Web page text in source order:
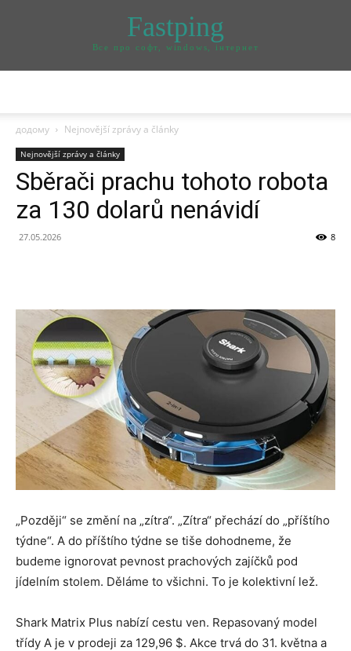
Fastping
Все про софт, windows, інтернет
додому Nejnovější zprávy a články
Nejnovější zprávy a články
Sběrači prachu tohoto robota
za 130 dolarů nenávidí
27.05.2026 8
„Později“ se změní na „zítra“. „Zítra“ přechází do „příštího
týdne“. A do příštího týdne se tiše dohodneme, že
budeme ignorovat pevnost prachových zajíčků pod
jídelním stolem. Děláme to všichni. To je kolektivní lež.
Shark Matrix Plus nabízí cestu ven. Repasovaný model
třídy A je v prodeji za 129,96 $. Akce trvá do 31. května a